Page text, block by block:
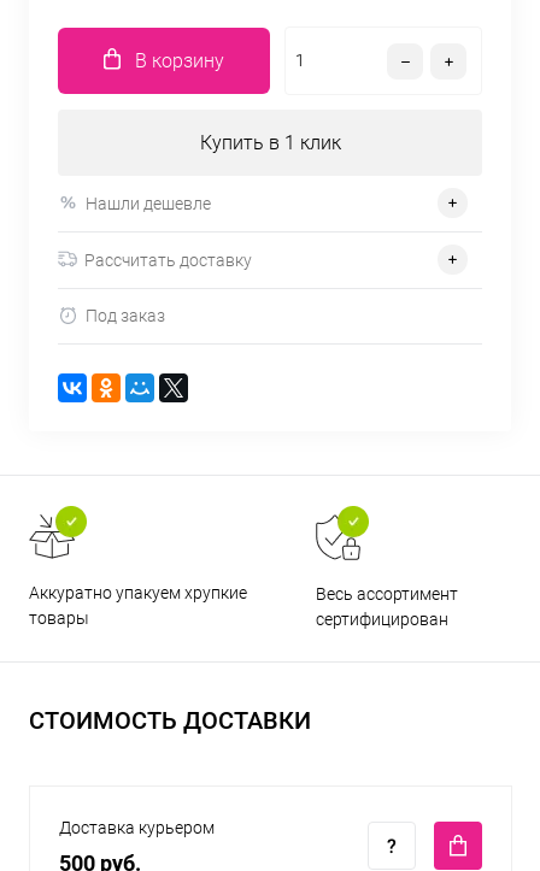
В корзину
Купить в 1 клик
Нашли дешевле
Рассчитать доставку
Под заказ
Аккуратно упакуем хрупкие
товары
Весь ассортимент
сертифицирован
СТОИМОСТЬ ДОСТАВКИ
Доставка курьером
500 руб.